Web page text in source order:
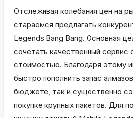
Отслеживая колебания цен на
стараемся предлагать
Legends Bang Bang. Основная
сочетать качественный сервис
стоимостью. Благодаря этому
быстро пополнить запас
бюджете, так и существенно
покупке крупных пакетов. Для